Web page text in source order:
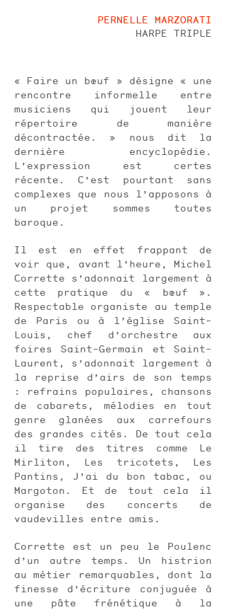
PERNELLE MARZORATI
HARPE TRIPLE
« Faire un bœuf » désigne « une
rencontre informelle entre
musiciens qui jouent leur
répertoire de manière
décontractée. » nous dit la
dernière encyclopédie.
L’expression est certes
récente. C’est pourtant sans
complexes que nous l’apposons à
un projet sommes toutes
baroque.
Il est en effet frappant de
voir que, avant l’heure, Michel
Corrette s’adonnait largement à
cette pratique du « bœuf ».
Respectable organiste au temple
de Paris ou à l’église Saint-
Louis, chef d’orchestre aux
foires Saint-Germain et Saint-
Laurent, s’adonnait largement à
la reprise d’airs de son temps
: refrains populaires, chansons
de cabarets, mélodies en tout
genre glanées aux carrefours
des grandes cités. De tout cela
il tire des titres comme Le
Mirliton, Les tricotets, Les
Pantins, J’ai du bon tabac, ou
Margoton. Et de tout cela il
organise des concerts de
vaudevilles entre amis.
Corrette est un peu le Poulenc
d’un autre temps. Un histrion
au métier remarquables, dont la
finesse d’écriture conjuguée à
une pâte frénétique à la